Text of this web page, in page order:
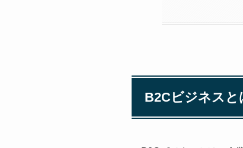
B2Cビジネスと